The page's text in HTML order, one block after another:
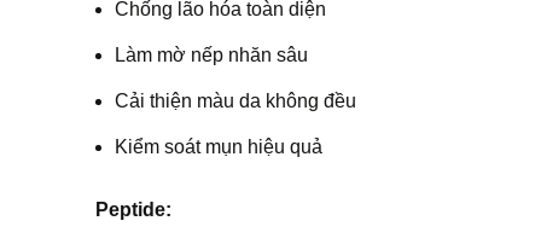
Chống lão hóa toàn diện
Làm mờ nếp nhăn sâu
Cải thiện màu da không đều
Kiểm soát mụn hiệu quả
Peptide: